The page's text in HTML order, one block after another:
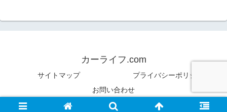
カーライフ.com
サイトマップ
プライバシーポリシー
お問い合わせ
© 2017 カーライフ.com.